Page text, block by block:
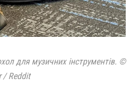
для музичних інструментів. ©
/ Reddit